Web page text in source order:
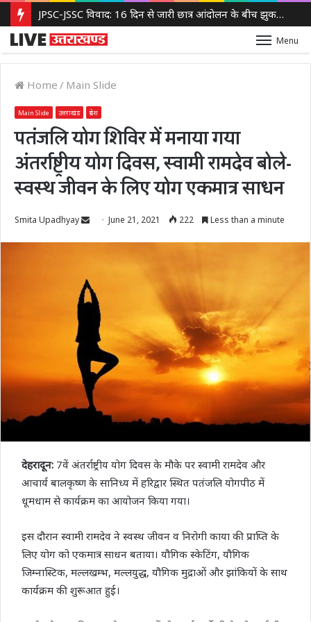
JPSC-JSSC विवाद: 16 दिन से जारी छात्र आंदोलन के बीच झुकती दिखी झारखंड सरकार, 14वीं JPSC PT रद्द करने पर विचार
Menu
Home / Main Slide
Main Slide उत्तराखंड प्रदेश
पतंजलि योग शिविर में मनाया गया
अंतर्राष्ट्रीय योग दिवस, स्वामी रामदेव बोले-
स्वस्थ जीवन के लिए योग एकमात्र साधन
Smita Upadhyay
SendJune 21, 2021 222 Less than a minute
देहरादून: 7वें अंतर्राष्ट्रीय योग दिवस के मौके पर स्वामी रामदेव और
आचार्य बालकृष्ण के सानिध्य में हरिद्वार स्थित पतंजलि योगपीठ में
धूमधाम से कार्यक्रम का आयोजन किया गया।
इस दौरान स्वामी रामदेव ने स्वस्थ जीवन व निरोगी काया की प्राप्ति के
लिए योग को एकमात्र साधन बताया। यौगिक स्केटिंग, यौगिक
जिम्नास्टिक, मल्लखम्भ, मल्लयुद्ध, यौगिक मुद्राओं और झांकियों के साथ
कार्यक्रम की शुरूआत हुई।